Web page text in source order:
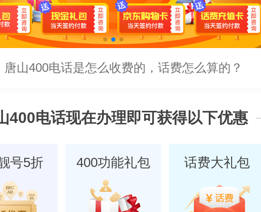
唐山400电话要怎么办理，需要什么资料？
唐山400电话是怎么收费的，话费怎么算的？
唐山400电话是不是只能在当地办？外地能办吗？
400电话现在办理即可获得以下优惠
号5折 400功能礼包 话费大礼包